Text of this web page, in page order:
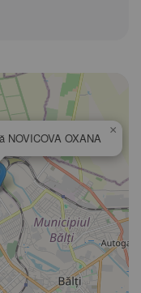
NOVICOVA OXANA
×